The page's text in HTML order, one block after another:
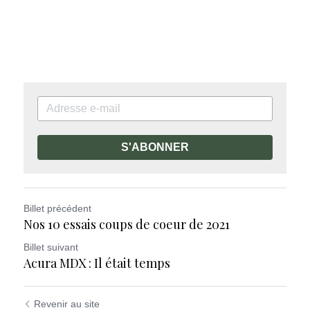
S'ABONNER
Billet précédent
Nos 10 essais coups de coeur de 2021
Billet suivant
Acura MDX : Il était temps
Revenir au site